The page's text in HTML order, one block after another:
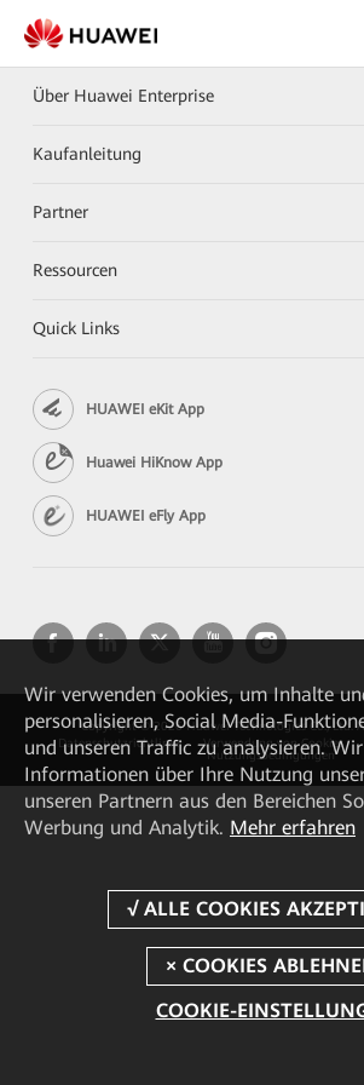
Über Huawei Enterprise
Kaufanleitung
Partner
Ressourcen
Quick Links
HUAWEI eKit App
Huawei HiKnow App
HUAWEI eFly App
Copyright © 2026 Huawei Technologies Co., Ltd.
Datenschutzrichtlinie
Verwendung von Cookies
Nutzungsbedingungen
Wir verwenden Cookies, um Inhalte
personalisieren, Social Media-
und unseren Traffic zu analysieren.
Informationen über Ihre Nutzung
unseren Partnern aus den Bereichen
Werbung und Analytik. Mehr erfahren
COOKIE-